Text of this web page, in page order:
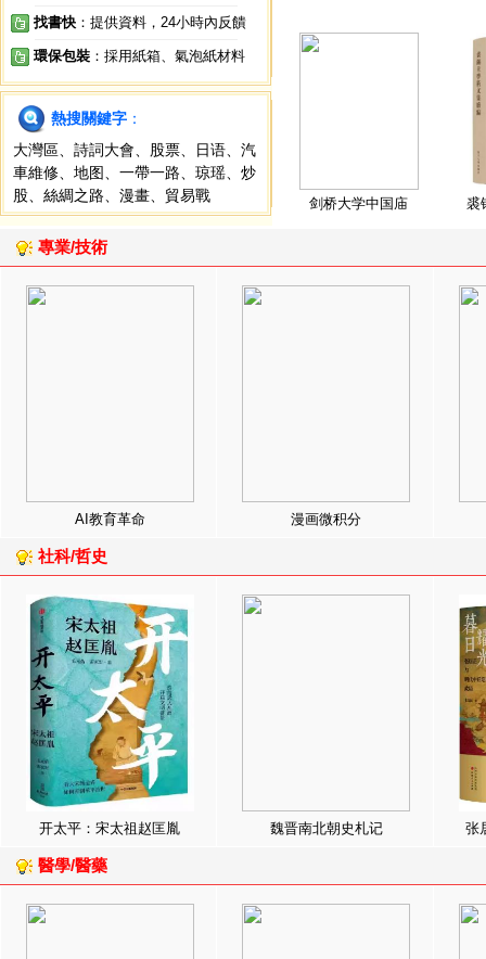
找書快 ：提供資料，24小時內反饋
環保包裝 ：採用紙箱、氣泡紙材料
熱搜關鍵字 ：
大灣區
詩詞大會 股票 日语
汽
車維修
地图 一帶一路 琼瑶
炒
股
絲綢之路 漫畫 貿易戰 剑桥大学中国庙 裘
專業/技術
AI教育革命 漫画微积分
社科/哲史
开太平：宋太祖赵匡胤 魏晋南北朝史札记 张
醫學/醫藥